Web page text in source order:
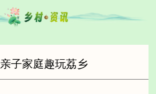
亲子家庭趣玩荔乡